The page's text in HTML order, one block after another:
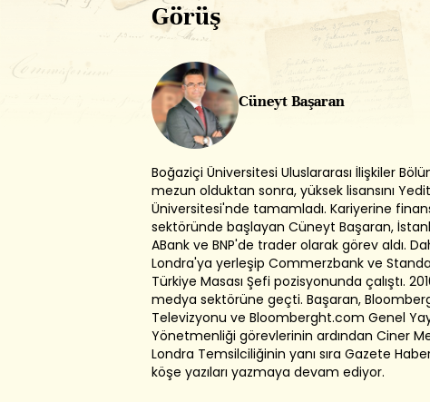
Görüş
Cüneyt Başaran
Boğaziçi Üniversitesi Uluslararası İlişkiler
mezun olduktan sonra, yüksek lisansını
Üniversitesi'nde tamamladı. Kariyerine
sektöründe başlayan Cüneyt Başaran,
ABank ve BNP'de trader olarak görev aldı.
Londra'ya yerleşip Commerzbank ve
Türkiye Masası Şefi pozisyonunda çalıştı.
medya sektörüne geçti. Başaran,
Televizyonu ve Bloomberght.com Genel
Yönetmenliği görevlerinin ardından Ciner
Londra Temsilciliğinin yanı sıra Gazete
köşe yazıları yazmaya devam ediyor.